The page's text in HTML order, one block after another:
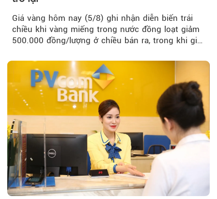
Giá vàng hôm nay (5/8) ghi nhận diễn biến trái
chiều khi vàng miếng trong nước đồng loạt giảm
500.000 đồng/lượng ở chiều bán ra, trong khi giá
thương hiệu.